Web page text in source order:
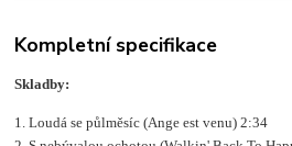
Kompletní specifikace
Skladby:
1. Loudá se půlměsíc (Ange est venu) 2:34